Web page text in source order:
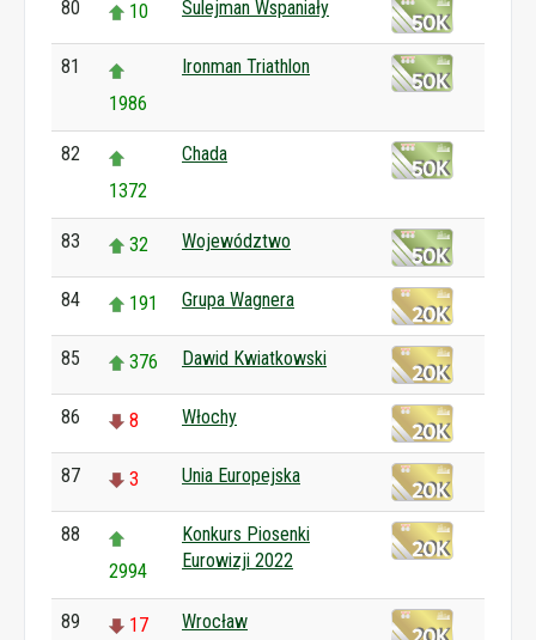
80 10 Sulejman Wspaniały
81
1986
Ironman Triathlon
82
1372
Chada
83 32 Województwo
84 191 Grupa Wagnera
85 376 Dawid Kwiatkowski
86 8 Włochy
87 3 Unia Europejska
88
2994
Konkurs Piosenki
Eurowizji 2022
89 17 Wrocław